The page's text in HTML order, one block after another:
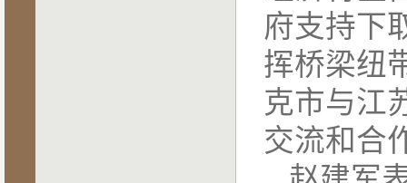
府支持下
挥桥梁纽
克市与江
交流和合